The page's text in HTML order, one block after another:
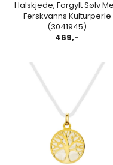
Halskjede, Forgylt Sølv
Ferskvanns Kulturperle
(3041945)
469,-